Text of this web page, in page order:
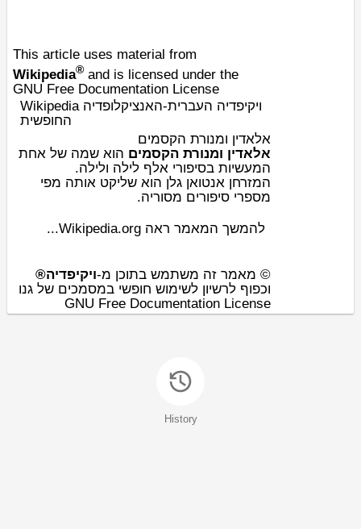
This article uses material from
Wikipedia® and is licensed under the
GNU Free Documentation License
Wikipedia ויקיפדיה העברית-האנציקלופדיה
החופשית
אלאדין ומנורת הקסמים
אלאדין ומנורת הקסמים הוא שמה של אחת
המעשיות בסיפורי אלף לילה ולילה.
המזרחן אנטואן גלן הוא שליקט אותה מפי
מספרי סיפורים מסוריה.
להמשך המאמר ראה Wikipedia.org...
© מאמר זה משתמש בתוכן מ-ויקיפדיה®
וכפוף לרשיון לשימוש חופשי במסמכים של גנו
GNU Free Documentation License
History